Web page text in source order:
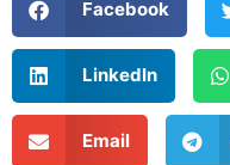
Facebook
LinkedIn
Email